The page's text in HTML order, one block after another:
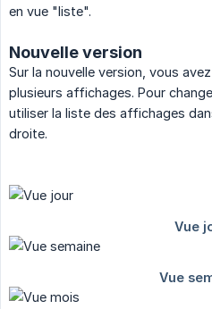
en vue "liste".
Nouvelle version
Sur la nouvelle version, vous
plusieurs affichages. Pour
utiliser la liste des affichages
droite.